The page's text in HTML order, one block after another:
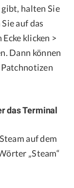
gibt, halten Sie
auf das
klicken >
Dann können
Patchnotizen
das Terminal
auf dem
„Steam“